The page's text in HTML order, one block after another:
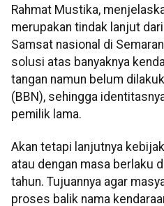
Rahmat Mustika,
merupakan tindak lanjut
Samsat nasional di
solusi atas banyaknya
tangan namun belum
(BBN), sehingga
pemilik lama.
Akan tetapi lanjutnya
atau dengan masa berlaku
tahun. Tujuannya agar
proses balik nama